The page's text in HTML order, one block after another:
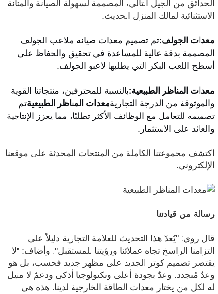
الحدائق من الجيل التالي، المصممة لسهولة الصيانة والمتانة
الاستثنائية لمالك المنزل الحديث.
معدات الجولف:تم تصميم معدات صيانة ملاعب الجولف
المصممة بدقة عالية للمساعدة في تحقيق والحفاظ على
أسطح اللعب البكر التي يطلبها لاعبو الجولف.
معدات المناظر الطبيعية:بالنسبة للمحترفين، منتجاتنا القوية
والموثوقة من الدرجة التجاريةمعدات المناظر الطبيعيةتم
تصميمه للتعامل مع الوظائف الأكثر تطلبًا، مما يعزز الإنتاجية
والعائد على الاستثمار.
اكتشف مجموعتنا الكاملة من المنتجات المحدثة على موقعنا
الإلكتروني.
رسالة من قيادتنا
قال روي: "يُعدّ هذا التحديث للعلامة التجارية دليلاً على
التزامنا الراسخ تجاه عملائنا ورؤيتنا للمستقبل". وأضاف: "لا
يقتصر تصميم كوتر الجديد على مظهر جديد فحسب، بل هو
وعدٌ مُتجدد. وعدٌ بجودة أعلى وتكنولوجيا أذكى ودعمٌ لا مثيل
له لكل من يختار معدات الطاقة الخارجية لدينا. هذه هي